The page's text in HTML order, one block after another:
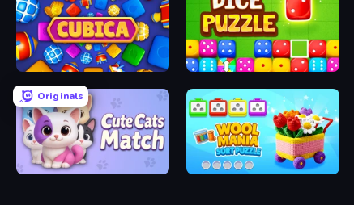
Cubica Dice Puzzle
Originals
Cute Cats Match Wool Mania - Sort Puzzle 3D